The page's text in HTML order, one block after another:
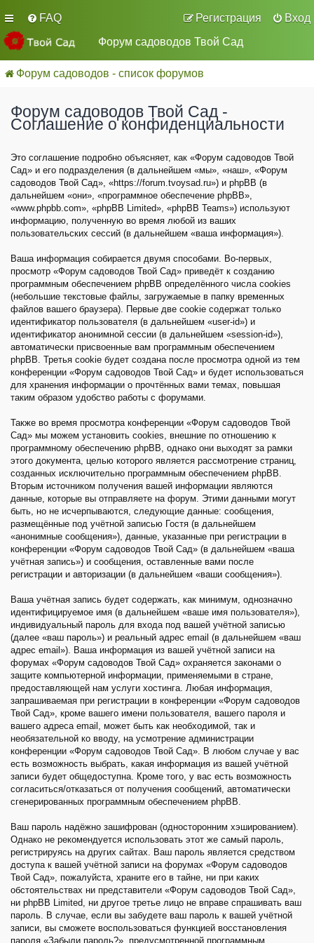
FAQ Вход
Регистрация
Форум садоводов Твой Сад
Форум садоводов - список форумов
Форум садоводов Твой Сад -
Соглашение о конфиденциальности
Это соглашение подробно объясняет, как «Форум садоводов Твой
Сад» и его подразделения (в дальнейшем «мы», «наш», «Форум
садоводов Твой Сад», «https://forum.tvoysad.ru») и phpBB (в
дальнейшем «они», «программное обеспечение phpBB»,
«www.phpbb.com», «phpBB Limited», «phpBB Teams») используют
информацию, полученную во время любой из ваших
пользовательских сессий (в дальнейшем «ваша информация»).
Ваша информация собирается двумя способами. Во-первых,
просмотр «Форум садоводов Твой Сад» приведёт к созданию
программным обеспечением phpBB определённого числа cookies
(небольшие текстовые файлы, загружаемые в папку временных
файлов вашего браузера). Первые две cookie содержат только
идентификатор пользователя (в дальнейшем «user-id») и
идентификатор анонимной сессии (в дальнейшем «session-id»),
автоматически присвоенные вам программным обеспечением
phpBB. Третья cookie будет создана после просмотра одной из тем
конференции «Форум садоводов Твой Сад» и будет использоваться
для хранения информации о прочтённых вами темах, повышая
таким образом удобство работы с форумами.
Также во время просмотра конференции «Форум садоводов Твой
Сад» мы можем установить cookies, внешние по отношению к
программному обеспечению phpBB, однако они выходят за рамки
этого документа, целью которого является рассмотрение страниц,
созданных исключительно программным обеспечением phpBB.
Вторым источником получения вашей информации являются
данные, которые вы отправляете на форум. Этими данными могут
быть, но не исчерпываются, следующие данные: сообщения,
размещённые под учётной записью Гостя (в дальнейшем
«анонимные сообщения»), данные, указанные при регистрации в
конференции «Форум садоводов Твой Сад» (в дальнейшем «ваша
учётная запись») и сообщения, оставленные вами после
регистрации и авторизации (в дальнейшем «ваши сообщения»).
Ваша учётная запись будет содержать, как минимум, однозначно
идентифицируемое имя (в дальнейшем «ваше имя пользователя»),
индивидуальный пароль для входа под вашей учётной записью
(далее «ваш пароль») и реальный адрес email (в дальнейшем «ваш
адрес email»). Ваша информация из вашей учётной записи на
форумах «Форум садоводов Твой Сад» охраняется законами о
защите компьютерной информации, применяемыми в стране,
предоставляющей нам услуги хостинга. Любая информация,
запрашиваемая при регистрации в конференции «Форум садоводов
Твой Сад», кроме вашего имени пользователя, вашего пароля и
вашего адреса email, может быть как необходимой, так и
необязательной ко вводу, на усмотрение администрации
конференции «Форум садоводов Твой Сад». В любом случае у вас
есть возможность выбрать, какая информация из вашей учётной
записи будет общедоступна. Кроме того, у вас есть возможность
согласиться/отказаться от получения сообщений, автоматически
сгенерированных программным обеспечением phpBB.
Ваш пароль надёжно зашифрован (односторонним хэшированием).
Однако не рекомендуется использовать этот же самый пароль,
регистрируясь на других сайтах. Ваш пароль является средством
доступа к вашей учётной записи на форумах «Форум садоводов
Твой Сад», пожалуйста, храните его в тайне, ни при каких
обстоятельствах ни представители «Форум садоводов Твой Сад»,
ни phpBB Limited, ни другое третье лицо не вправе спрашивать ваш
пароль. В случае, если вы забудете ваш пароль к вашей учётной
записи, вы сможете воспользоваться функцией восстановления
пароля «Забыли пароль?», предусмотренной программным